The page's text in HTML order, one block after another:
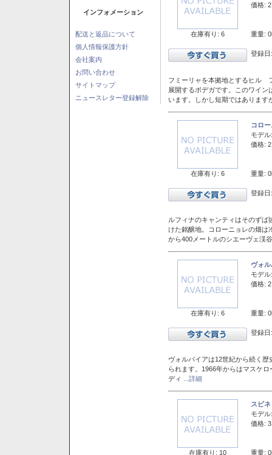
インフォメーション
配送と返品について
個人情報保護方針
会社案内
お問い合わせ
サイトマップ
ニュースレター登録解除
在庫有り: 6
価格:
重量:
登録
フミーリャを本拠地とするヒル
展開するボデガです。このワイ
います。しかし短期ではありま
在庫有り: 6
コロ
モデル:
価格:
重量:
登録
ルフィナのキャンティはそのず
けた銘醸地。コローニョレの畑は
から400メートルのシエーヴェ渓
在庫有り: 6
ヴォ
モデル:
価格:
重量:
登録
ヴォルパイアは12世紀から続く
られます。1966年からはマスケ
ディ
...詳細
在庫有り: 10
スピ
モデル:
価格:
重量: